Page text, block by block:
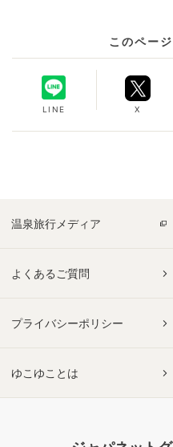
このペー
LINE X
温泉旅行メディア
よくあるご質問
プライバシーポリシー
ゆこゆことは